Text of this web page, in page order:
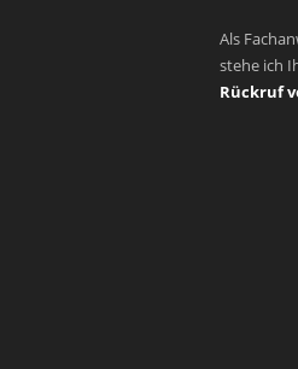
Als
stehe ich
Rückruf